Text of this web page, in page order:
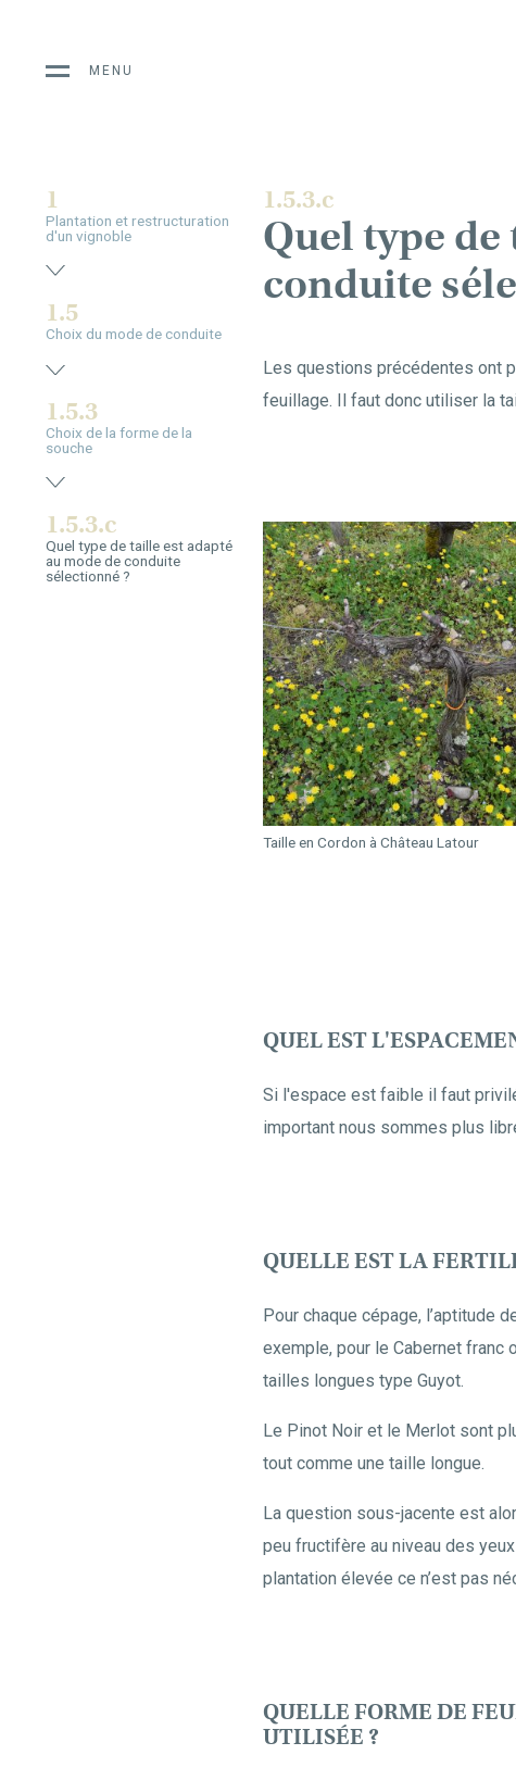
MENU
1.5.3.c
Quel type
conduite
Les questions précédentes ont
feuillage. Il faut donc utiliser la
Taille en Cordon à Château Latour
QUEL EST
Si l'espace est faible il faut
important nous sommes plus
QUELLE EST LA
Pour chaque cépage, l’aptitude
exemple, pour le Cabernet
tailles longues type Guyot.
Le Pinot Noir et le Merlot sont
tout comme une taille longue.
La question sous-jacente est
peu fructifère au niveau des
plantation élevée ce n’est pas
QUELLE FORME DE
UTILISÉE ?
1
Plantation et restructuration
d'un vignoble
1.5
Choix du mode de conduite
1.5.3
Choix de la forme de la
souche
1.5.3.c
Quel type de taille est adapté
au mode de conduite
sélectionné ?